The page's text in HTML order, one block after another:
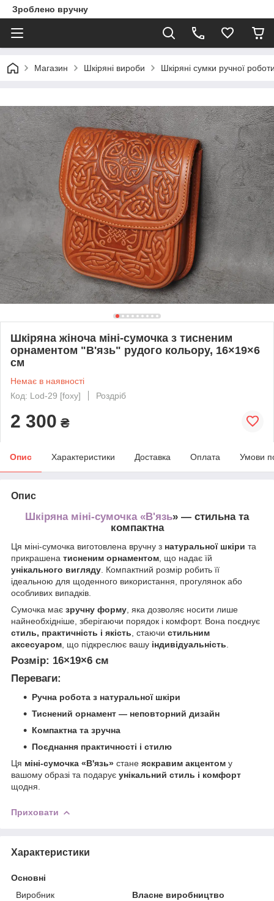
Зроблено вручну
Магазин Шкіряні вироби Шкіряні сумки ручної
Шкіряна жіноча міні-сумочка з тисненим
орнаментом "В'язь" рудого кольору, 16×19×6
см
Немає в наявності
Код: Lod-29 [foxy]
Роздріб
2 300 ₴
Опис Характеристики Доставка Оплата Умови
Опис
Шкіряна міні-сумочка «В'язь» — стильна та
компактна
Ця міні-сумочка виготовлена вручну з натуральної шкіри та
прикрашена тисненим орнаментом , що надає їй
унікального вигляду . Компактний розмір робить її
ідеальною для щоденного використання, прогулянок або
особливих випадків.
Сумочка має зручну форму , яка дозволяє носити лише
найнеобхідніше, зберігаючи порядок і комфорт. Вона поєднує
стиль, практичність і якість , стаючи стильним
аксесуаром , що підкреслює вашу індивідуальність
Розмір: 16×19×6 см
Переваги:
Ручна робота з натуральної шкіри
Тиснений орнамент — неповторний дизайн
Компактна та зручна
Поєднання практичності і стилю
Ця міні-сумочка «В'язь» стане яскравим акцентом у
вашому образі та подарує унікальний стиль і комфорт
щодня.
Приховати
Характеристики
Основні
Виробник
Власне виробництво